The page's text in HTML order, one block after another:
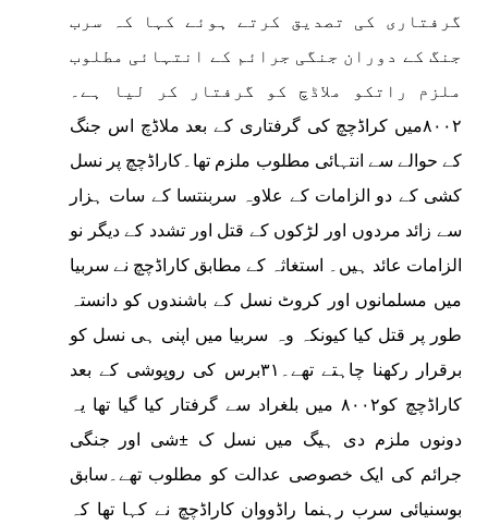
گرفتاری کی تصدیق کرتے ہوئے کہا کہ سرب
جنگ کے دوران جنگی جرائم کے انتہائی مطلوب
ملزم راتکو ملاڈچ کو گرفتار کر لیا ہے۔
۸۰۰۲میں کراڈچچ کی گرفتاری کے بعد ملاڈچ اس جنگ
کے حوالے سے انتہائی مطلوب ملزم تھا۔کاراڈچچ پر نسل
کشی کے دو الزامات کے علاوہ سربنتسا کے سات ہزار
سے زائد مردوں اور لڑکوں کے قتل اور تشدد کے دیگر نو
الزامات عائد ہیں۔ استغاثہ کے مطابق کاراڈچچ نے سربیا
میں مسلمانوں اور کروٹ نسل کے باشندوں کو دانستہ
طور پر قتل کیا کیونکہ وہ سربیا میں اپنی ہی نسل کو
برقرار رکھنا چاہتے تھے۔۳۱برس کی روپوشی کے بعد
کاراڈچچ کو۸۰۰۲ میں بلغراد سے گرفتار کیا گیا تھا یہ
دونوں ملزم دی ہیگ میں نسل ک ±شی اور جنگی
جرائم کی ایک خصوصی عدالت کو مطلوب تھے۔سابق
بوسنیائی سرب رہنما راڈووان کاراڈچچ نے کہا تھا کہ